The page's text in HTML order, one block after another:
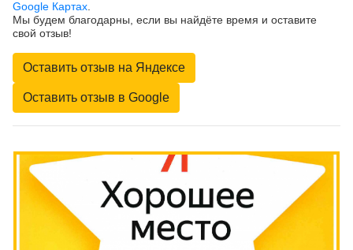
КЛЕЙ
ПИГМЕНТ ИСКУССТВЕННАЯ ТРАВА
Google Картах
Мы будем благодарны, если вы найдёте время и оставите
свой отзыв!
Оставить отзыв на Яндексе
Оставить отзыв в Google